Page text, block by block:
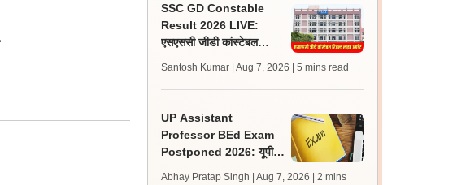
SSC GD Constable
Result 2026 LIVE:
एसएससी जीडी कांस्टेबल
लेटेस्ट अपडेट, स्कोरकार्ड लिंक
Santosh Kumar | Aug 7, 2026 | 5 mins read
UP Assistant
Professor BEd Exam
Postponed 2026: यूपी
Abhay Pratap Singh | Aug 7, 2026
| 2 mins